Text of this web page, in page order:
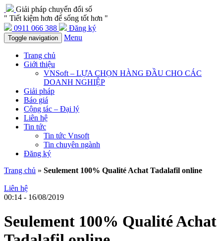
Giải pháp chuyển đổi số
" Tiết kiệm hơn để sống tốt hơn "
0911 066 388
Đăng ký
Toggle navigation Menu
Trang chủ
Giới thiệu
VNSoft – LỰA CHỌN HÀNG ĐẦU CHO CÁC
DOANH NGHIỆP
Giải pháp
Báo giá
Cộng tác – Đại lý
Liên hệ
Tin tức
Tin tức Vnsoft
Tin chuyên ngành
Đăng ký
Trang chủ » Seulement 100% Qualité Achat Tadalafil online
Liên hệ
00:14 - 16/08/2019
Seulement 100% Qualité Achat